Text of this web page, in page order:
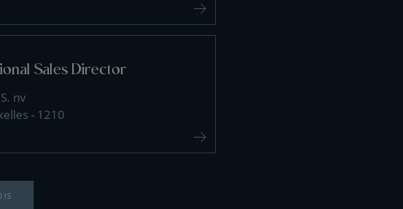
Sales Director
nv
- 1210